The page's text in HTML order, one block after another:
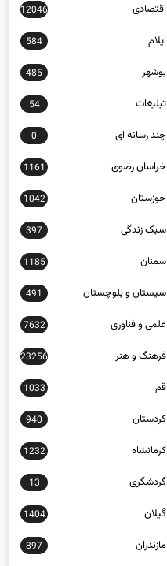
اقتصادی 12046
ایلام 584
بوشهر 485
تبلیغات 54
چند رسانه ای 0
خراسان رضوی 1161
خوزستان 1042
سبک زندگی 397
سمنان 1185
سیستان و بلوچستان 491
علمی و فناوری 7632
فرهنگ و هنر 23256
قم 1033
کردستان 940
کرمانشاه 1232
گردشگری 13
گیلان 1404
مازندران 897